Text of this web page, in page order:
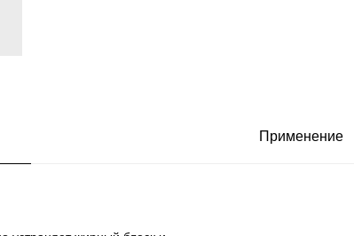
Применение